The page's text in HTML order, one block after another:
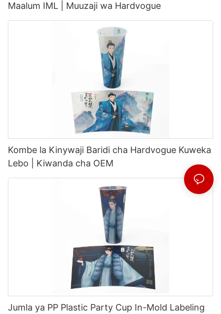
Maalum IML | Muuzaji wa Hardvogue
Kombe la Kinywaji Baridi cha Hardvogue Kuweka
Lebo | Kiwanda cha OEM
Jumla ya PP Plastic Party Cup In-Mold Labeling